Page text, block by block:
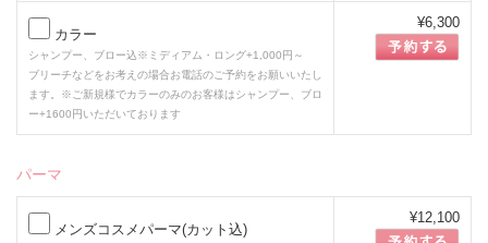
カラー
シャンプー、ブロー込※ミディアム・ロング+1,000円～
ブリーチなどをお考えの場合お電話のご予約をお願いいたし
ます。※ご新規様でカラーのみのお客様はシャンプー、ブロ
ー+1600円いただいております
¥6,300
パーマ
メンズコスメパーマ(カット込)
¥12,100